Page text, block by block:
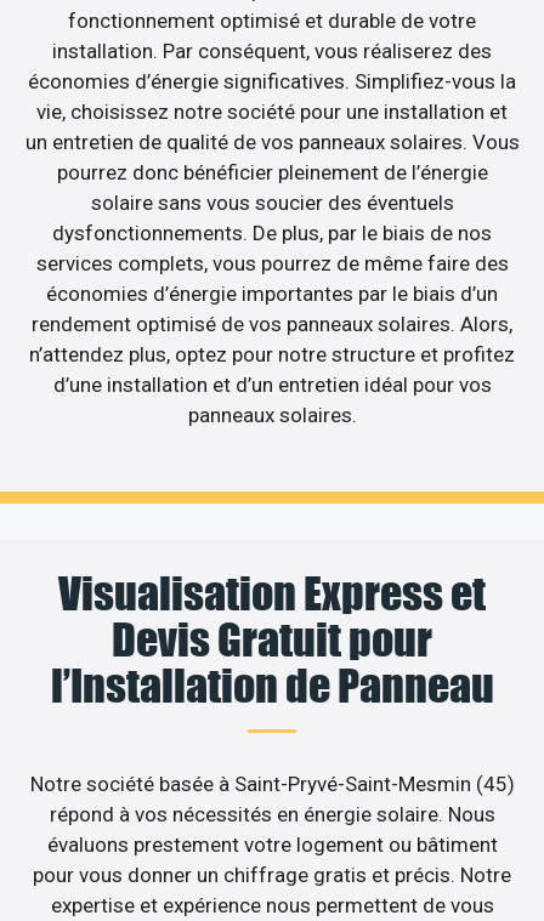
fonctionnement optimisé et durable de votre
installation. Par conséquent, vous réaliserez des
économies d’énergie significatives. Simplifiez-vous la
vie, choisissez notre société pour une installation et
un entretien de qualité de vos panneaux solaires. Vous
pourrez donc bénéficier pleinement de l’énergie
solaire sans vous soucier des éventuels
dysfonctionnements. De plus, par le biais de nos
services complets, vous pourrez de même faire des
économies d’énergie importantes par le biais d’un
rendement optimisé de vos panneaux solaires. Alors,
n’attendez plus, optez pour notre structure et profitez
d’une installation et d’un entretien idéal pour vos
panneaux solaires.
Visualisation Express et
Devis Gratuit pour
l’Installation de Panneau
Notre société basée à Saint-Pryvé-Saint-Mesmin (45)
répond à vos nécessités en énergie solaire. Nous
évaluons prestement votre logement ou bâtiment
pour vous donner un chiffrage gratis et précis. Notre
expertise et expérience nous permettent de vous